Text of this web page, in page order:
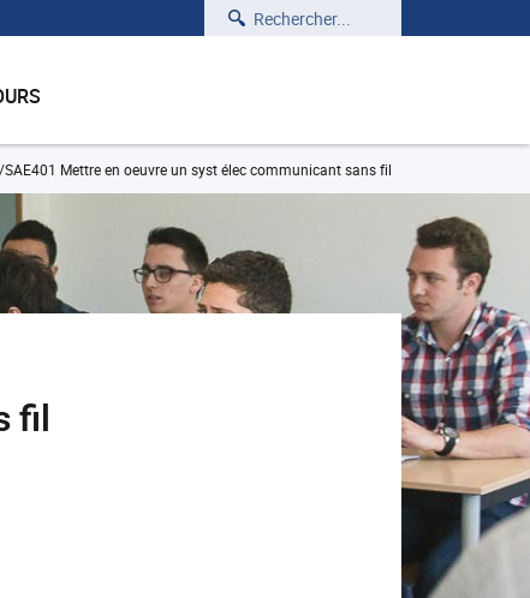
Rechercher
SAE401 Mettre en oeuvre un syst élec communicant sans fil
fil